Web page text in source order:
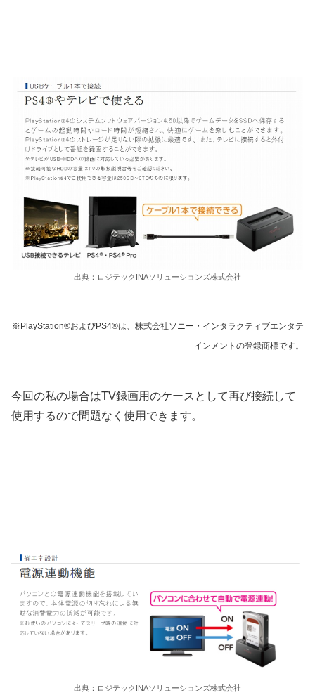
出典：ロジテックINAソリューションズ株式会社
※PlayStation®およびPS4®は、株式会社ソニー・インタラクティブエンタテ
インメントの登録商標です。
今回の私の場合はTV録画用のケースとして再び接続して
使用するので問題なく使用できます。
出典：ロジテックINAソリューションズ株式会社